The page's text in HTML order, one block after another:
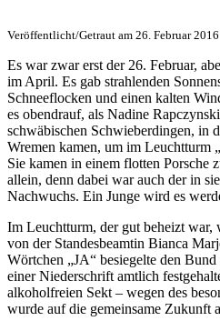
Veröffentlicht/Getraut am 26. Februar
Es war zwar erst der 26. Februar,
im April. Es gab strahlenden
Schneeflocken und einen kalten
es obendrauf, als Nadine
schwäbischen Schwieberdingen, in
Wremen kamen, um im Leuchtturm
Sie kamen in einem flotten Porsche
allein, denn dabei war auch der in
Nachwuchs. Ein Junge wird es
Im Leuchtturm, der gut beheizt
von der Standesbeamtin Bianca
Wörtchen „JA“ besiegelte den
einer Niederschrift amtlich
alkoholfreien Sekt – wegen des
wurde auf die gemeinsame Zukunft